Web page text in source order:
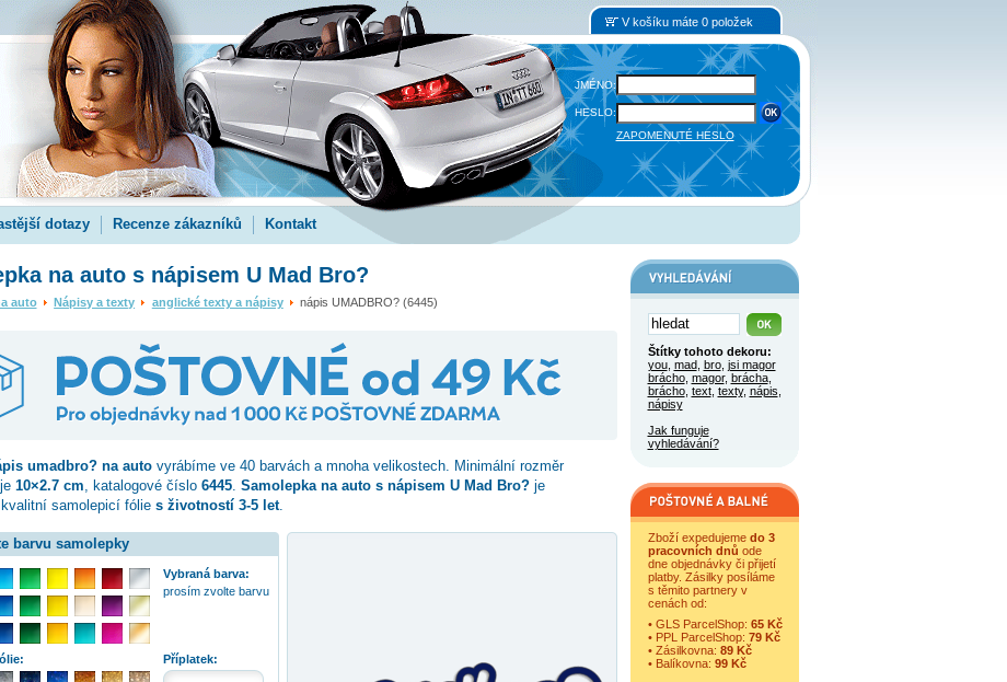
V košíku máte 0 položek
JMÉNO:
HESLO:
ZAPOMENUTÉ HESLO
dotazy Recenze zákazníků Kontakt
na auto s nápisem U Mad Bro?
auto Nápisy a texty anglické texty a nápisy nápis UMADBRO? (6445)
umadbro?na autovyrábíme ve 40 barvách a mnoha velikostech. Minimální rozměr
10×2.7 cm, katalogové číslo 6445. Samolepka na auto s nápisem U Mad Bro?je
samolepicí fólie s životností 3-5 let.
barvu samolepky
Vybraná barva:
prosím zvolte barvu
Příplatek:
Štítky tohoto dekoru:
you, mad, bro, jsi magor
brácho, magor, brácha,
brácho, text, texty, nápis
nápisy
Jak funguje
vyhledávání?
Zboží expedujeme do 3
pracovních dnů ode
dne objednávky či přijetí
platby. Zásilky posíláme
s těmito partnery v
cenách od:
• GLS ParcelShop: 65 Kč
• PPL ParcelShop: 79 Kč
• Zásilkovna: 89 Kč
• Balíkovna: 99 Kč